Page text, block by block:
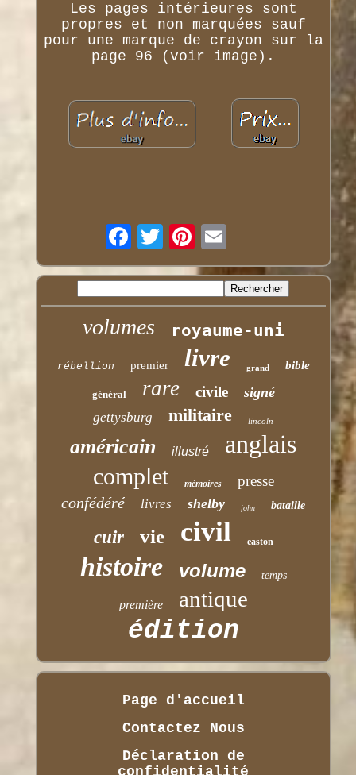
Les pages intérieures sont
propres et non marquées sauf
pour une marque de crayon sur la
page 96 (voir image).
volumes royaume-uni
rébellion premier livre grand bible
général rare civile signé
gettysburg militaire lincoln
américain illustré anglais
complet mémoires presse
confédéré livres shelby john bataille
cuir vie civil easton
histoire volume temps
première antique
édition
Page d'accueil
Contactez Nous
Déclaration de